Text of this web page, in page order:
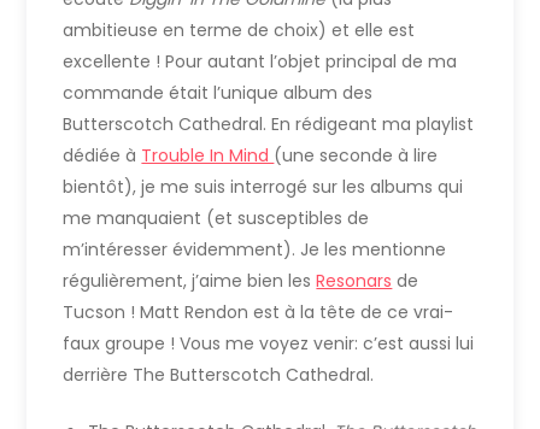
ambitieuse en terme de choix) et elle est
excellente ! Pour autant l’objet principal de ma
commande était l’unique album des
Butterscotch Cathedral. En rédigeant ma playlist
dédiée à Trouble In Mind (une seconde à lire
bientôt), je me suis interrogé sur les albums qui
me manquaient (et susceptibles de
m’intéresser évidemment). Je les mentionne
régulièrement, j’aime bien lesResonars de
Tucson ! Matt Rendon est à la tête de ce vrai-
faux groupe ! Vous me voyez venir: c’est aussi lui
derrière The Butterscotch Cathedral.